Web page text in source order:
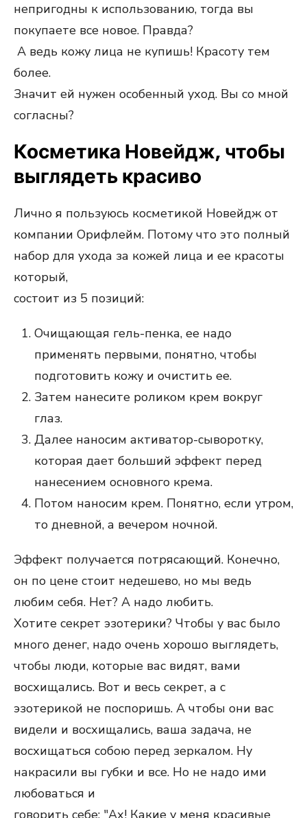
непригодны к использованию, тогда вы
покупаете все новое. Правда?
А ведь кожу лица не купишь! Красоту тем
более.
Значит ей нужен особенный уход. Вы со мной
согласны?
Косметика Новейдж, чтобы
выглядеть красиво
Лично я пользуюсь косметикой Новейдж от
компании Орифлейм. Потому что это полный
набор для ухода за кожей лица и ее красоты
который,
состоит из 5 позиций:
Очищающая гель-пенка, ее надо
применять первыми, понятно, чтобы
подготовить кожу и очистить ее.
Затем нанесите роликом крем вокруг
глаз.
Далее наносим активатор-сыворотку,
которая дает больший эффект перед
нанесением основного крема.
Потом наносим крем. Понятно, если утром,
то дневной, а вечером ночной.
Эффект получается потрясающий. Конечно,
он по цене стоит недешево, но мы ведь
любим себя. Нет? А надо любить.
Хотите секрет эзотерики? Чтобы у вас было
много денег, надо очень хорошо выглядеть,
чтобы люди, которые вас видят, вами
восхищались. Вот и весь секрет, а с
эзотерикой не поспоришь. А чтобы они вас
видели и восхищались, ваша задача, не
восхищаться собою перед зеркалом. Ну
накрасили вы губки и все. Но не надо ими
любоваться и
говорить себе: "Ах! Какие у меня красивые